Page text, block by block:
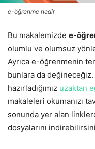
e-öğrenme nedir
Bu makalemizde e-
olumlu ve olumsuz
Ayrıca e-öğrenmenin
bunlara da
hazırladığımız uzaktan
makaleleri okumanızı
sonunda yer alan
dosyalarını